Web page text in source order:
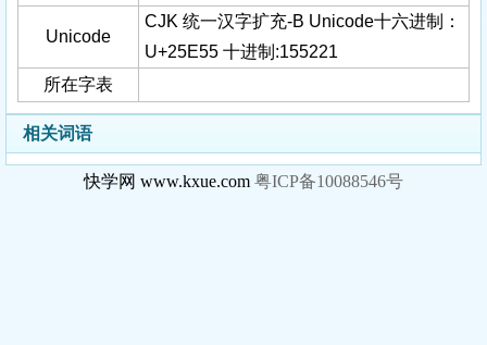
Unicode
CJK 统一汉字扩充-B Unicode十六进制：
U+25E55 十进制:155221
所在字表
相关词语
快学网 www.kxue.com 粤ICP备10088546号